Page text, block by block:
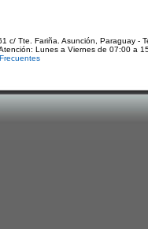
c/ Tte. Fariña. Asunción, Paraguay -
Lunes a Viernes de 07:00 a